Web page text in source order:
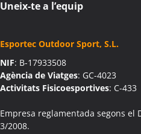
Activitats Teambuilding
Activitats Família Amics Aín
Colònies Escolars Aín
Activitats Teambuilding
Activitats Família Amics Aitona
Colònies Escolars Aitona
Uneix-te a l’equip
Esportec Outdoor Sport, S.L.
NIF: B-17933508
Agència de Viatges: GC-4023
Activitats Fisicoesportives: C-433
Empresa reglamentada segons el
3/2008.